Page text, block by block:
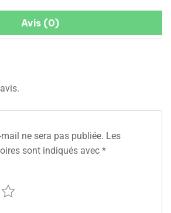
Avis (0)
ne sera pas publiée. Les
sont indiqués avec *